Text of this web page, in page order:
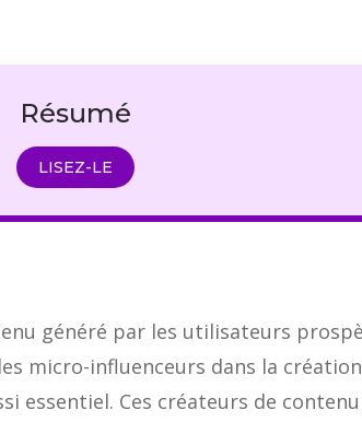
Résumé
LISEZ-LE
généré par les utilisateurs
micro-influenceurs dans la
essentiel. Ces créateurs de